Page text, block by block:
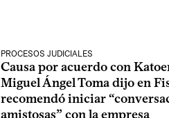
PROCESOS JUDICIALES
Causa por acuerdo con
Miguel Ángel Toma dijo en
recomendó iniciar
amistosas” con la empresa